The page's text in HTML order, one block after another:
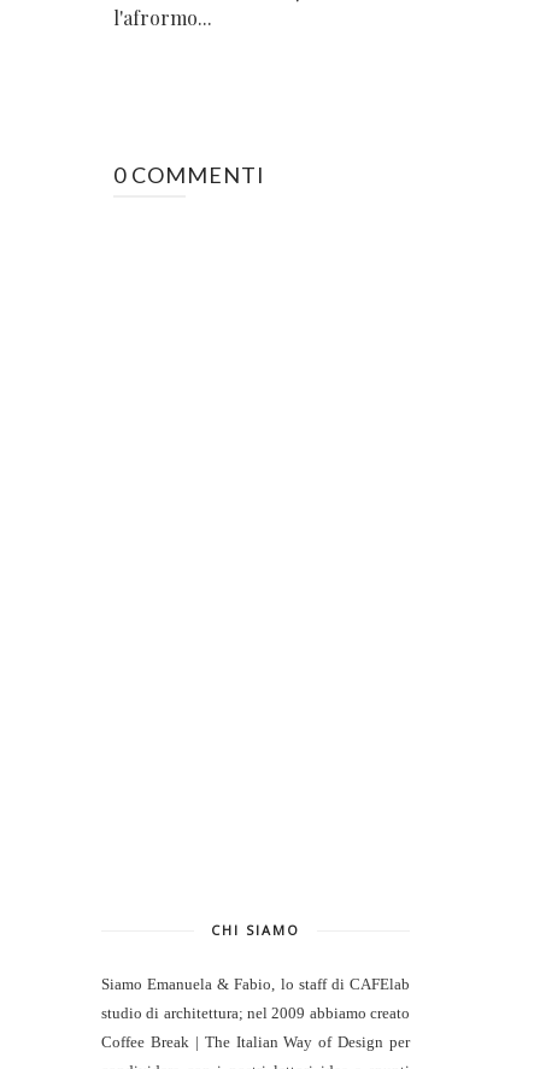
l'afrormo...
0 COMMENTI
CHI SIAMO
Siamo Emanuela & Fabio, lo staff di CAFElab
studio di architettura; nel 2009 abbiamo creato
Coffee Break | The Italian Way of Design per